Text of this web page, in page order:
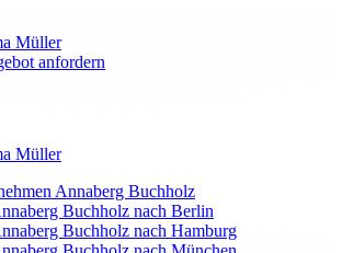
Müller
anfordern
Müller
Annaberg Buchholz
Buchholz nach Berlin
Buchholz nach Hamburg